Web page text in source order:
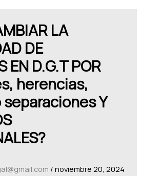
LA
DE
EN D.G.T POR
herencias,
Y
/ noviembre 20, 2024